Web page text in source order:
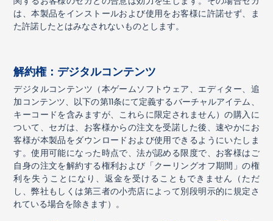
は、本製品をインストールおよび使用をお客様に許諾せず、ま
た許諾したとはみなされないものとします。
解約権：デジタルコンテンツ
デジタルコンテンツ（本ゲームソフトウェア、エディター、追
加コンテンツ、以下の第11条にて定義するバーチャルアイテム、
キーコードを含みますが、これらに限定されません）の購入に
ついて、セガは、お客様からの注文を受諾した後、速やかにお
客様が本製品をダウンロードおよび使用できるようにいたしま
す。使用可能になった時点で、法が認める限度で、お客様はご
自身の注文を解約する権利および「クーリングオフ期間」の権
利を失うことになり、返金を受けることもできません（ただ
し、弊社もしくは第三者の小売店によって別段明示的に規定さ
れている場合を除きます）。